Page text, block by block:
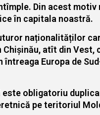
Din acest
în capitala noastră.
naționalităților
atît din Vest,
Europa de
obligatoriu
pe teritoriul